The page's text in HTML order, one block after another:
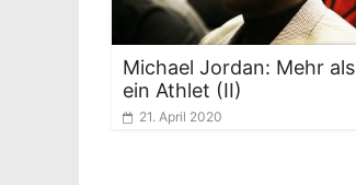
Michael Jordan: Mehr als
ein Athlet (II)
21. April 2020